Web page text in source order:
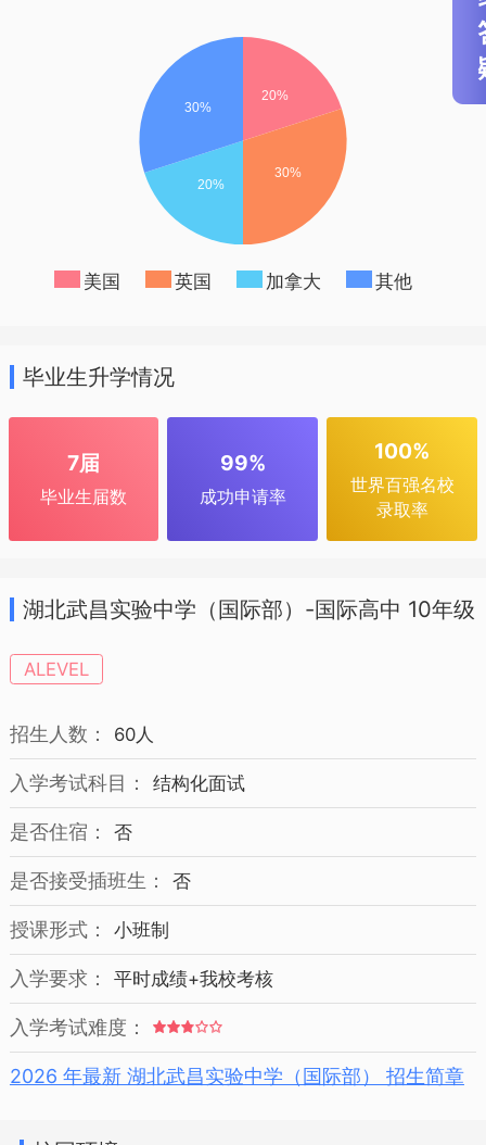
美国 英国 加拿大 其他
毕业生升学情况
7届
毕业生届数
99%
成功申请率
100%
世界百强名校
录取率
湖北武昌实验中学（国际部）-国际高中 10年级
ALEVEL
招生人数： 60人
入学考试科目： 结构化面试
是否住宿： 否
是否接受插班生： 否
授课形式： 小班制
入学要求： 平时成绩+我校考核
入学考试难度：
2026 年最新 湖北武昌实验中学（国际部） 招生简章